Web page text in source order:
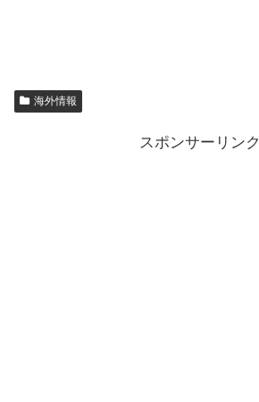
海外情報
スポンサーリンク